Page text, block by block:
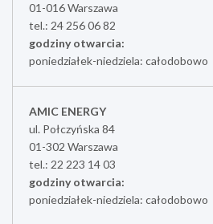
01-016 Warszawa
tel.: 24 256 06 82
godziny otwarcia:
poniedziałek-niedziela: całodobowo
AMIC ENERGY
ul. Połczyńska 84
01-302 Warszawa
tel.: 22 223 14 03
godziny otwarcia:
poniedziałek-niedziela: całodobowo